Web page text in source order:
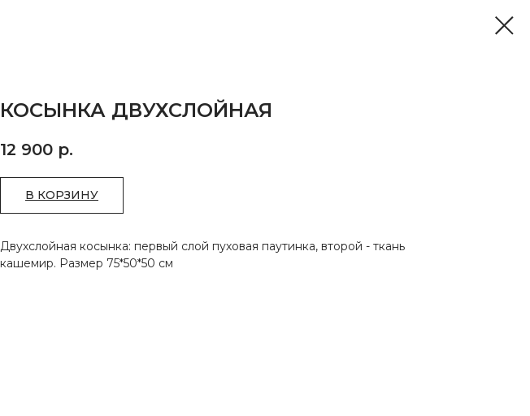
КОСЫНКА ДВУХСЛОЙНАЯ
12 900 р.
В КОРЗИНУ
Двухслойная косынка: первый слой пуховая паутинка, второй - ткань
кашемир. Размер 75*50*50 см